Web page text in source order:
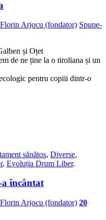
Florin Arjocu (fondator) Spune-
și Oțet
de ne ține la o tiroliana și un
pentru copiii dintr-o
sănătos, Diverse,
, Evoluția Drum Liber.
a încântat
Florin Arjocu (fondator) 20